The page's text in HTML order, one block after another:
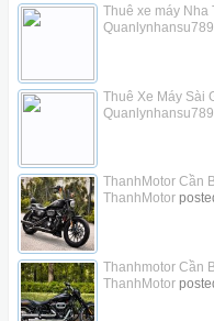
Thuê xe máy Nha
Quanlynhansu789
Thuê Xe Máy Sài
Quanlynhansu789
ThanhMotor Cần
ThanhMotor
Thanhmotor Cần
ThanhMotor